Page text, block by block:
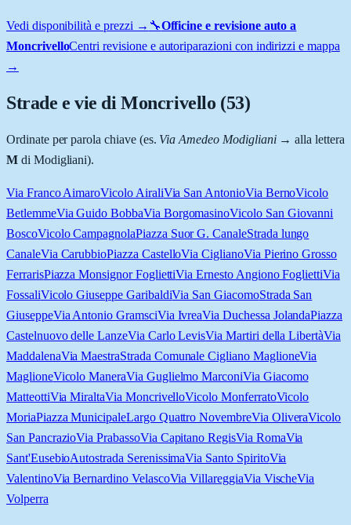
Vedi disponibilità e prezzi → 🔧Officine e revisione auto a
MoncrivelloCentri revisione e autoriparazioni con indirizzi e mappa
→
Strade e vie diMoncrivello (53)
Ordinate per parola chiave (es. Via Amedeo Modigliani→ alla lettera
Mdi Modigliani).
Via Franco AimaroVicolo AiraliVia San AntonioVia BernoVicolo
BetlemmeVia Guido BobbaVia BorgomasinoVicolo San Giovanni
BoscoVicolo CampagnolaPiazza Suor G. CanaleStrada lungo
CanaleVia CarubbioPiazza CastelloVia CiglianoVia Pierino Grosso
FerrarisPiazza Monsignor FogliettiVia Ernesto Angiono FogliettiVia
FossaliVicolo Giuseppe GaribaldiVia San GiacomoStrada San
GiuseppeVia Antonio GramsciVia IvreaVia Duchessa JolandaPiazza
Castelnuovo delle LanzeVia Carlo LevisVia Martiri della LibertàVia
MaddalenaVia MaestraStrada Comunale Cigliano MaglioneVia
MaglioneVicolo ManeraVia Guglielmo MarconiVia Giacomo
MatteottiVia MiraltaVia MoncrivelloVicolo MonferratoVicolo
MoriaPiazza MunicipaleLargo Quattro NovembreVia OliveraVicolo
San PancrazioVia PrabassoVia Capitano RegisVia RomaVia
Sant'EusebioAutostrada SerenissimaVia Santo SpiritoVia
ValentinoVia Bernardino VelascoVia VillareggiaVia VischeVia
Volperra